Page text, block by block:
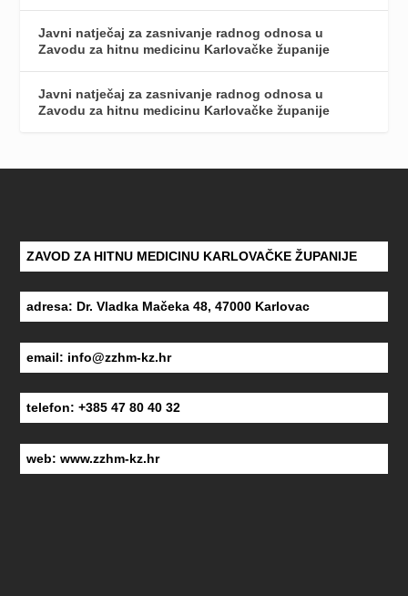
Javni natječaj za zasnivanje radnog odnosa u
Zavodu za hitnu medicinu Karlovačke županije
Javni natječaj za zasnivanje radnog odnosa u
Zavodu za hitnu medicinu Karlovačke županije
ZAVOD ZA HITNU MEDICINU KARLOVAČKE ŽUPANIJE
adresa: Dr. Vladka Mačeka 48, 47000 Karlovac
email: info@zzhm-kz.hr
telefon: +385 47 80 40 32
web:www.zzhm-kz.hr